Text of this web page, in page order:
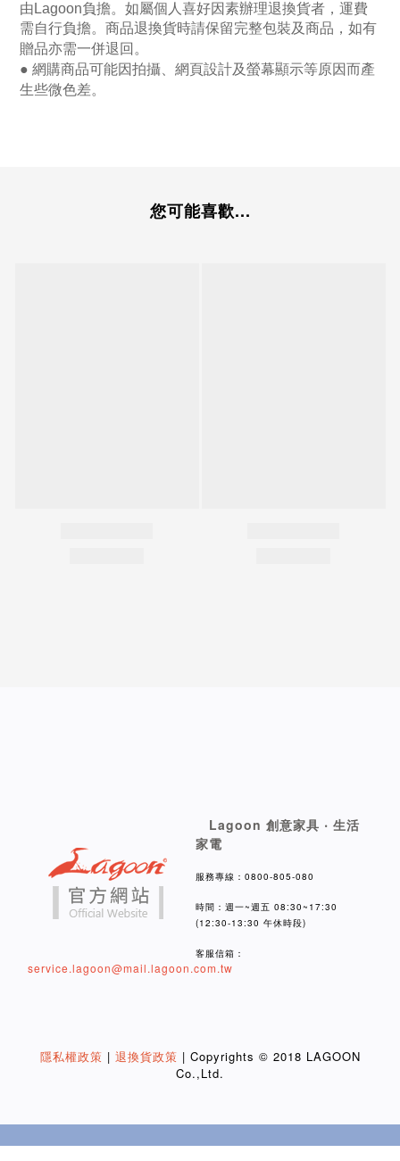
由Lagoon負擔。如屬個人喜好因素辦理退換貨者，運費
需自行負擔。商品退換貨時請保留完整包裝及商品，如有
贈品亦需一併退回。
● 網購商品可能因拍攝、網頁設計及螢幕顯示等原因而產
生些微色差。
您可能喜歡...
Lagoon 創意家具 ‧ 生活
家電
服務專線：0800-805-080
時間：週一~週五 08:30~17:30
(12:30-13:30 午休時段)
客服信箱：
service.lagoon@mail.lagoon.com.tw
隱私權政策 | 退換貨政策 | Copyrights © 2018 LAGOON
Co.,Ltd.